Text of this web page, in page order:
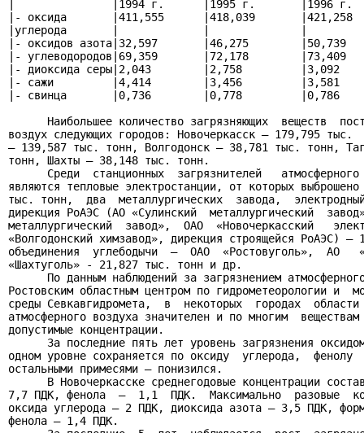
|               |1994 г.      |1995 г.       |1996
|- оксида       |411,555      |418,039
|углерода       |             |              |
|- оксидов азота|32,597       |46,275
|- углеводородов|69,359       |72,178
|- диоксида серы|2,043        |2,758
|- сажи         |4,414        |3,456         |3,581
|- свинца       |0,736        |0,778         |0,786
Наибольшее количество загрязняющих  веществ
воздух следующих городов: Новочеркасск – 179,795
– 139,587 тыс. тонн, Волгодонск – 38,781 тыс. тонн,
тонн, Шахты – 38,148 тыс. тонн.
Среди  станционных  загрязнителей
являются тепловые электростанции, от которых
тыс. тонн,  два  металлургических  завода,
дирекция РоАЭС (АО «Сулинский  металлургический
металлургический  завод»,  ОАО  «Новочеркасский
«Волгодонский химзавод», дирекция строящейся РоАЭС)
объединения  углебодычи  –  ОАО  «Ростовуголь»,  АО
«Шахтуголь» - 21,827 тыс. тонн и др.
По данным наблюдений за загрязнением
Ростовским областным центром по гидрометеорологии и
среды Севкавгидромета,  в  некоторых  городах
атмосферного воздуха значителен и по многим
допустимые концентрации.
За последние пять лет уровень загрязнения
одном уровне сохраняется по оксиду  углерода,
остальными примесями – понизился.
В Новочеркасске среднегодовые концентрации
7,7 ПДК, фенола  –  1,1  ПДК.  Максимально  разовые
оксида углерода – 2 ПДК, диоксида азота – 3,5 ПДК,
фенола – 1,4 ПДК.